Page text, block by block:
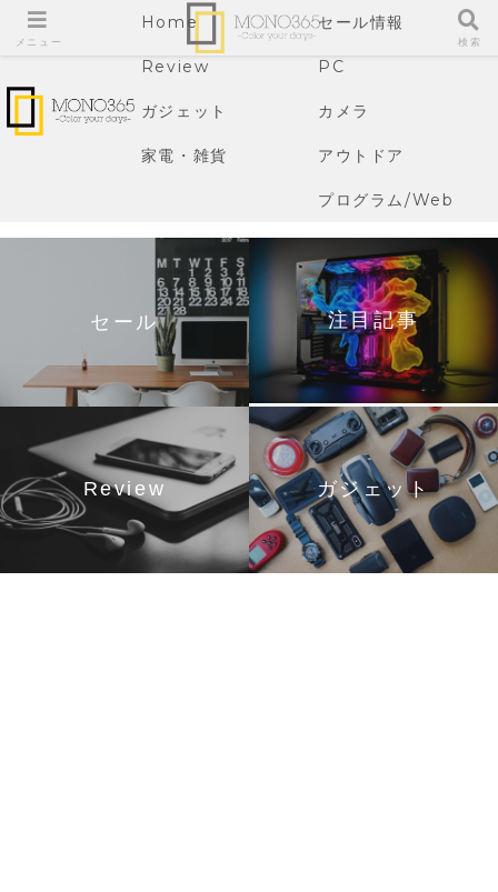
Home セール情報
Review PC
ガジェット カメラ
家電・雑貨 アウトドア
プログラム/Web
セール 注目記事
Review ガジェット
メニュー 検索